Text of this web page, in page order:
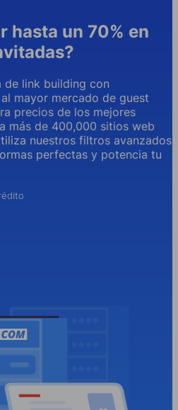
hasta un 70% en
de link building con
mayor mercado de guest
precios de los mejores
más de 400,000 sitios web
nuestros filtros avanzados
perfectas y potencia tu